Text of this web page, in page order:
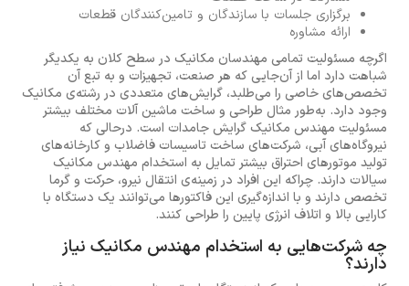
برگزاری جلسات با سازندگان و تامین‌کنندگان قطعات
ارائه مشاوره
اگرچه مسئولیت تمامی مهندسان مکانیک در سطح کلان به یکدیگر
شباهت دارد اما از آن‌جایی که هر صنعت، تجهیزات و به تبع آن
تخصص‌های خاصی را می‌طلبد، گرایش‌های متعددی در رشته‌ی مکانیک
وجود دارد. به‌طور مثال طراحی و ساخت ماشین آلات مختلف بیشتر
مسئولیت مهندس مکانیک گرایش جامدات است. درحالی که
نیروگاه‌های آبی، شرکت‌های ساخت تاسیسات فاضلاب و کارخانه‌های
تولید موتورهای احتراق بیشتر تمایل به استخدام مهندس مکانیک
سیالات دارند. چراکه این افراد در زمینه‌ی انتقال نیرو، حرکت و گرما
تخصص دارند و با اندازه‌گیری این فاکتورها می‌توانند یک دستگاه با
کارایی بالا و اتلاف انرژی پایین را طراحی کنند.
چه شرکت‌هایی به استخدام مهندس مکانیک نیاز
دارند؟